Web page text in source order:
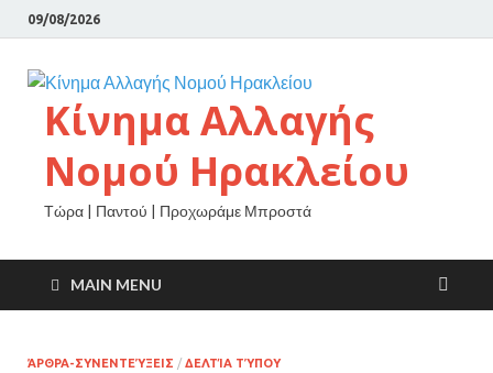
09/08/2026
Κίνημα Αλλαγής
Νομού Ηρακλείου
Τώρα | Παντού | Προχωράμε Μπροστά
MAIN MENU
ΆΡΘΡΑ-ΣΥΝΕΝΤΕΎΞΕΙΣ / ΔΕΛΤΊΑ ΤΎΠΟΥ